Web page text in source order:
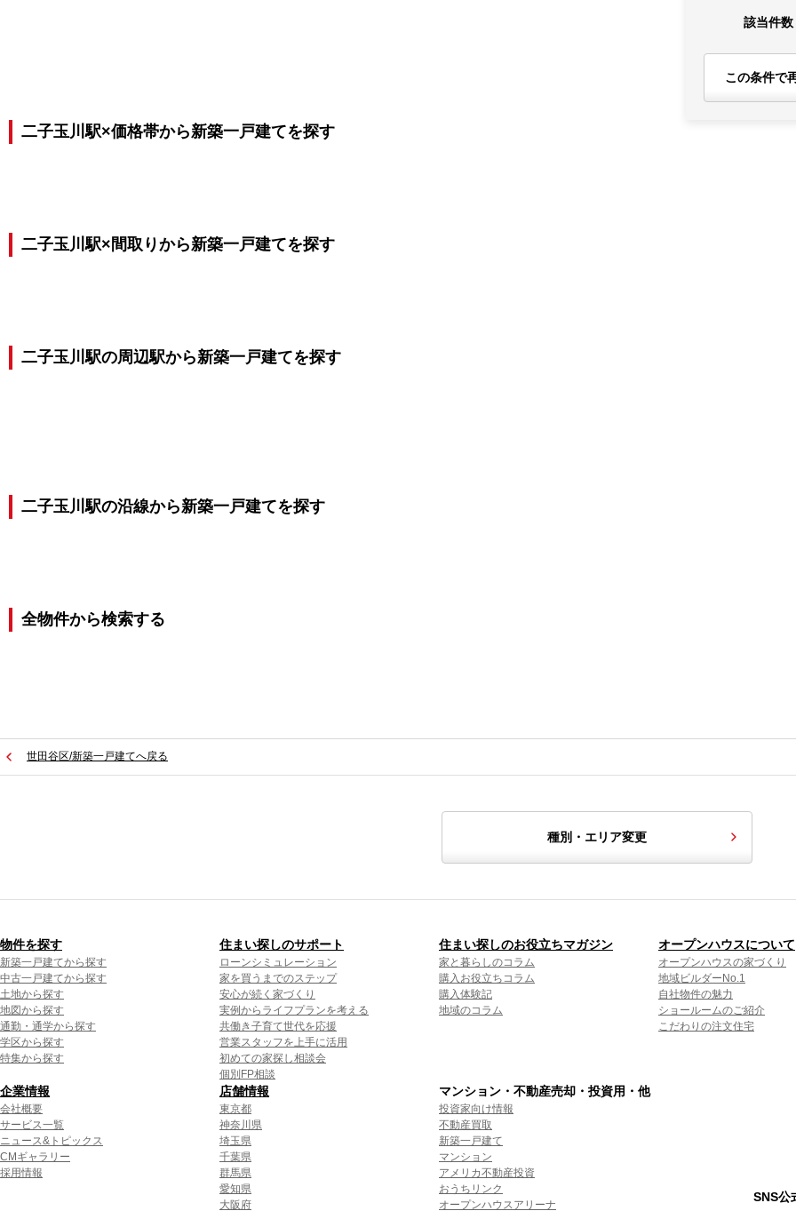
該当件数
この条件で
二子玉川駅×価格帯から新築一戸建てを探す
二子玉川駅×間取りから新築一戸建てを探す
二子玉川駅の周辺駅から新築一戸建てを探す
二子玉川駅の沿線から新築一戸建てを探す
全物件から検索する
世田谷区/新築一戸建てへ戻る
種別・エリア変更
物件を探す
新築一戸建てから探す
中古一戸建てから探す
土地から探す
地図から探す
通勤・通学から探す
学区から探す
特集から探す
住まい探しのサポート
ローンシミュレーション
家を買うまでのステップ
安心が続く家づくり
実例からライフプランを考える
共働き子育て世代を応援
営業スタッフを上手に活用
初めての家探し相談会
個別FP相談
住まい探しのお役立ちマガジン
家と暮らしのコラム
購入お役立ちコラム
購入体験記
地域のコラム
オープンハウスについて
オープンハウスの家づくり
地域ビルダーNo.1
自社物件の魅力
ショールームのご紹介
こだわりの注文住宅
企業情報
会社概要
サービス一覧
ニュース&トピックス
CMギャラリー
採用情報
店舗情報
東京都
神奈川県
埼玉県
千葉県
群馬県
愛知県
大阪府
マンション・不動産売却・投資用・他
投資家向け情報
不動産買取
新築一戸建て
マンション
アメリカ不動産投資
おうちリンク
オープンハウスアリーナ
SNS公